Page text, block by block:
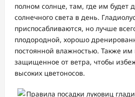
полном солнце, там, где им будет
солнечного света в день.
приспосабливаются, но лучше
плодородной, хорошо
постоянной влажностью. Также
защищенное от ветра, чтобы
высоких цветоносов.